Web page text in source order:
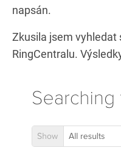
napsán.
Zkusila jsem vyhledat
RingCentralu.